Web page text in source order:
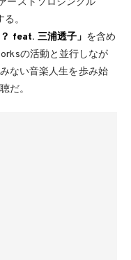
。
feat. 三浦透子」 を含め
の活動と並行しなが
ない音楽人生を歩み始
だ。